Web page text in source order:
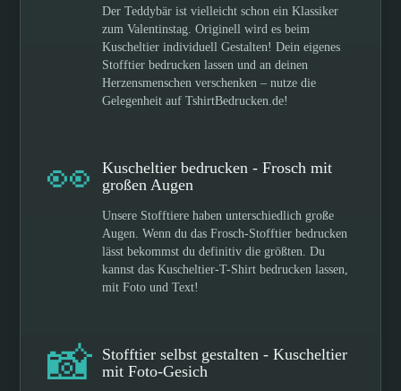
Der Teddybär ist vielleicht schon ein Klassiker
zum Valentinstag. Originell wird es beim
Kuscheltier individuell Gestalten! Dein eigenes
Stofftier bedrucken lassen und an deinen
Herzensmenschen verschenken – nutze die
Gelegenheit auf TshirtBedrucken.de!
👀
Kuscheltier bedrucken - Frosch mit
großen Augen
Unsere Stofftiere haben unterschiedlich große
Augen. Wenn du das Frosch-Stofftier bedrucken
lässt bekommst du definitiv die größten. Du
kannst das Kuscheltier-T-Shirt bedrucken lassen,
mit Foto und Text!
📸
Stofftier selbst gestalten - Kuscheltier
mit Foto-Gesich